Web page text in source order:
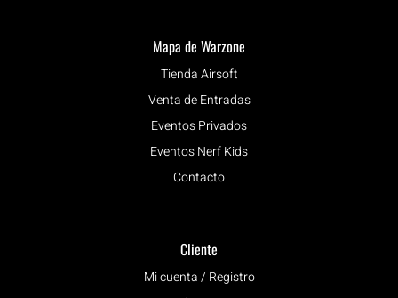
Mapa de Warzone
Tienda Airsoft
Venta de Entradas
Eventos Privados
Eventos Nerf Kids
Contacto
Cliente
Mi cuenta / Registro